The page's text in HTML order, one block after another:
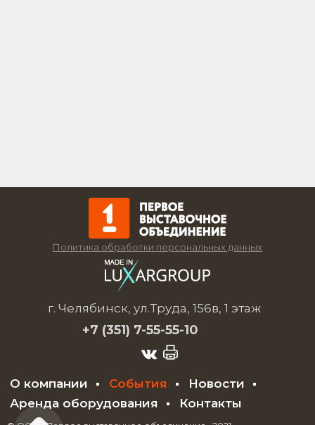
Политика обработки персональных данных
г. Челябинск, ул.Труда, 156в, 1 этаж
+7 (351) 7-55-55-10
О компании События
Новости
Аренда оборудования
Контакты